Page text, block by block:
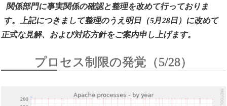
関係部門に事実関係の確認と整理を改めて行っておりま
す。上記につきまして整理のうえ明日（5月28日）に改めて
正式な見解、および対応方針をご案内申し上げます。
プロセス制限の発覚（5/28）